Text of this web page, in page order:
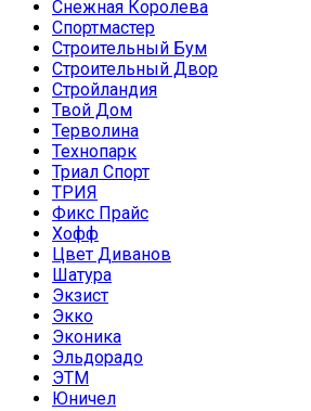
Снежная Королева
Спортмастер
Строительный Бум
Строительный Двор
Стройландия
Твой Дом
Терволина
Технопарк
Триал Спорт
ТРИЯ
Фикс Прайс
Хофф
Цвет Диванов
Шатура
Экзист
Экко
Эконика
Эльдорадо
ЭТМ
Юничел